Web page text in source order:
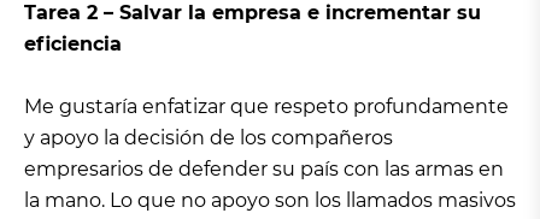
Tarea 2 – Salvar la empresa e incrementar su
eficiencia
Me gustaría enfatizar que respeto profundamente
y apoyo la decisión de los compañeros
empresarios de defender su país con las armas en
la mano. Lo que no apoyo son los llamados masivos